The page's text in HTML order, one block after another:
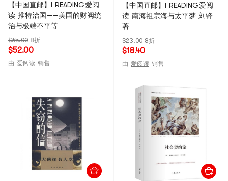
【中国直邮】I READING爱阅
读 推特治国——美国的财阀统
治与极端不平等
$65.00 8折
$52.00
由 爱阅读 销售
【中国直邮】I READING爱阅
读 南海祖宗海与太平梦 刘锋
著
$23.00 8折
$18.40
由 爱阅读 销售